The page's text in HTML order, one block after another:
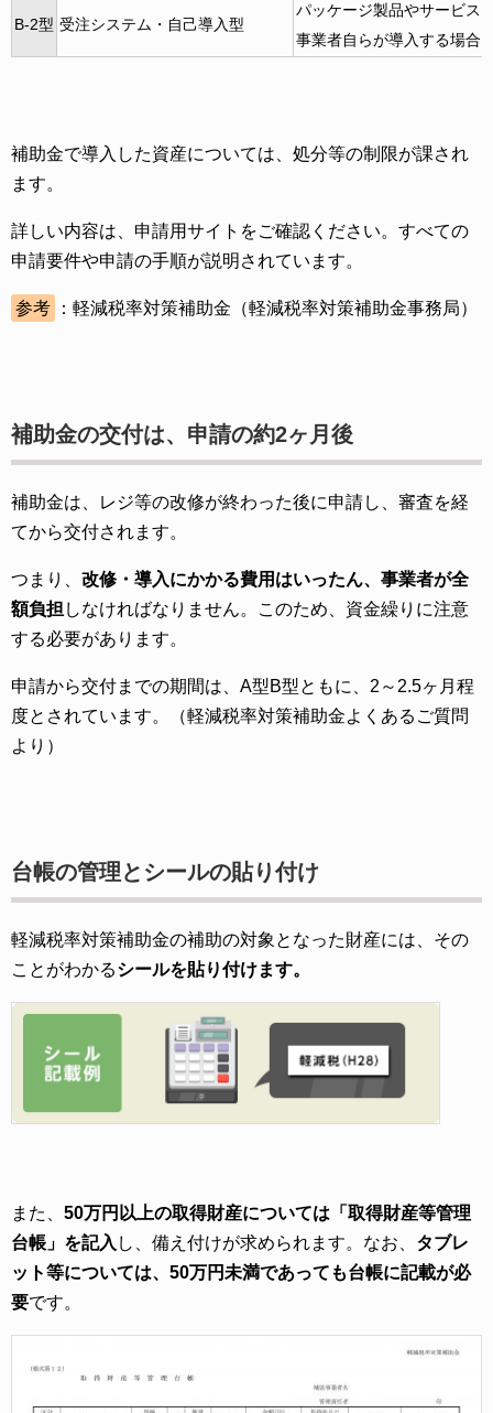
B-2型 受注システム・自己導入型
パッケージ製品やサービス
事業者自らが導入する場合
補助金で導入した資産については、処分等の制限が課され
ます。
詳しい内容は、申請用サイトをご確認ください。すべての
申請要件や申請の手順が説明されています。
参考 ：軽減税率対策補助金（軽減税率対策補助金事務局）
補助金の交付は、申請の約2ヶ月後
補助金は、レジ等の改修が終わった後に申請し、審査を経
てから交付されます。
つまり、 改修・導入にかかる費用はいったん、事業者が全
額負担 しなければなりません。このため、資金繰りに注意
する必要があります。
申請から交付までの期間は、A型B型ともに、2～2.5ヶ月程
度とされています。（軽減税率対策補助金よくあるご質問
より）
台帳の管理とシールの貼り付け
軽減税率対策補助金の補助の対象となった財産には、その
ことがわかるシールを貼り付けます。
また、 50万円以上の取得財産については「取得財産等管理
台帳」を記入 し、備え付けが求められます。なお、 タブレ
ット等については、50万円未満であっても台帳に記載が必
要です。